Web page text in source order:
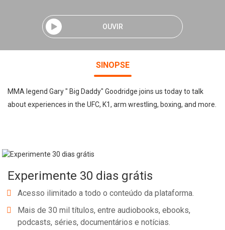
OUVIR
SINOPSE
MMA legend Gary " Big Daddy" Goodridge joins us today to talk
about experiences in the UFC, K1, arm wrestling, boxing, and more.
Experimente 30 dias grátis
Acesso ilimitado a todo o conteúdo da plataforma.
Mais de 30 mil títulos, entre audiobooks, ebooks,
podcasts, séries, documentários e notícias.